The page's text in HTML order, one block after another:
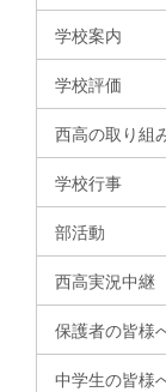
学校案内
学校評価
西高の取り組
学校行事
部活動
西高実況中継
保護者の皆様
中学生の皆様